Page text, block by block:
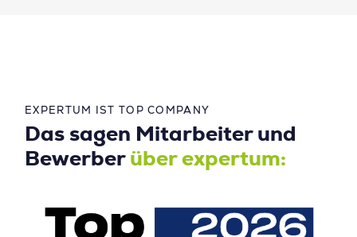
EXPERTUM IST TOP COMPANY
Das sagen Mitarbeiter und
Bewerber über expertum: